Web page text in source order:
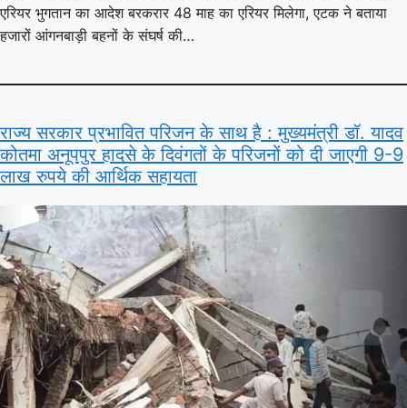
एरियर भुगतान का आदेश बरकरार 48 माह का एरियर मिलेगा, एटक ने बताया
हजारों आंगनबाड़ी बहनों के संघर्ष की…
राज्य सरकार प्रभावित परिजन के साथ है : मुख्यमंत्री डॉ. यादव
कोतमा अनूपपुर हादसे के दिवंगतों के परिजनों को दी जाएगी 9-9
लाख रुपये की आर्थिक सहायता